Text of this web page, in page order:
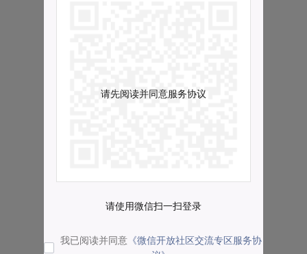
请先阅读并同意服务协议
请使用微信扫一扫登录
我已阅读并同意 《微信开放社区交流专区服务协